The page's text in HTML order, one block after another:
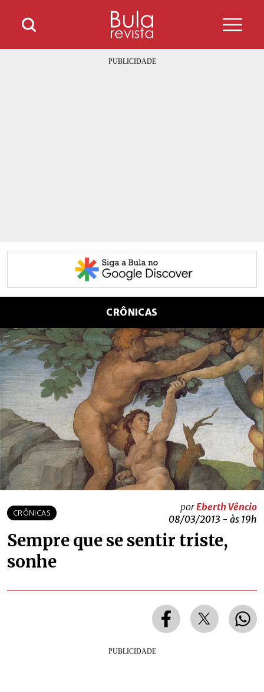
CRÔNICAS
CRÔNICAS
porEberth Vêncio
08/03/2013 - às 19h
Sempre que se sentir triste,
sonhe